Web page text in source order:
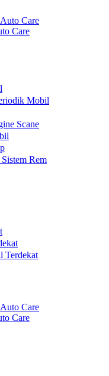
Care
Mobil
Scane
Rem
Terdekat
Care